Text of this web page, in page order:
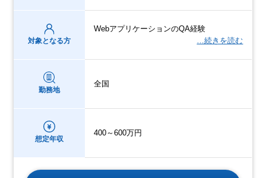
対象となる方
WebアプリケーションのQA経験
…続きを読む
勤務地
全国
想定年収
400～600万円